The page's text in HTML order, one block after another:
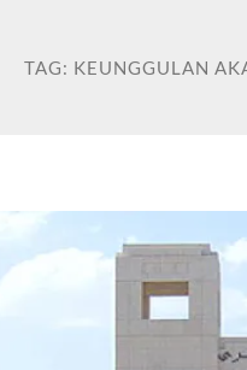
TAG: KEUNGGULAN